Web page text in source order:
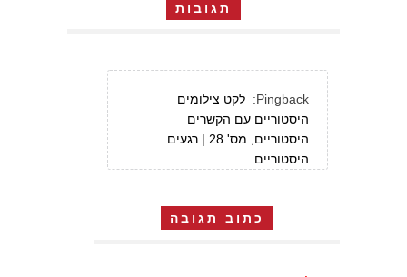
תגובות
Pingback:
לקט צילומים
היסטוריים עם הקשרים
היסטוריים, מס' 28 | רגעים
היסטוריים
כתוב תגובה